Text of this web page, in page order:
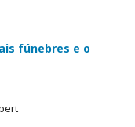
fúnebres e o